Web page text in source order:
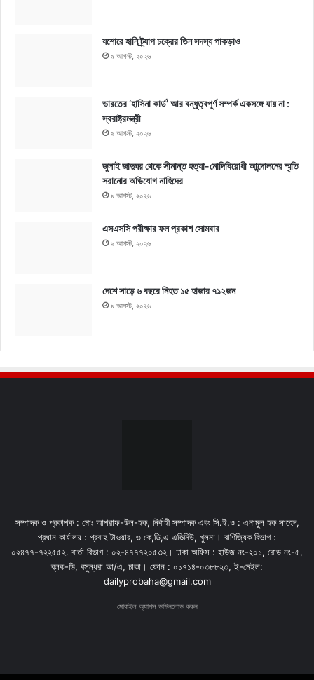
যশোরে হানি ট্র্যাপ চক্রের তিন সদস্য পাকড়াও
৯ আগস্ট, ২০২৬
ভারতের ‘হাসিনা কার্ড’ আর বন্ধুত্বপূর্ণ সম্পর্ক একসঙ্গে যায় না :
স্বরাষ্ট্রমন্ত্রী
৯ আগস্ট, ২০২৬
জুলাই জাদুঘর থেকে সীমান্ত হত্যা-মোদিবিরোধী আন্দোলনের স্মৃতি
সরানোর অভিযোগ নাহিদের
৯ আগস্ট, ২০২৬
এসএসসি পরীক্ষার ফল প্রকাশ সোমবার
৯ আগস্ট, ২০২৬
দেশে সাড়ে ৬ বছরে নিহত ১৫ হাজার ৭১২জন
৯ আগস্ট, ২০২৬
সম্পাদক ও প্রকাশক : মোঃ আশরাফ-উল-হক, নির্বাহী সম্পাদক এবং সি.ই.ও : এনামুল হক সাহেদ,
প্রধান কার্যালয় : প্রবাহ টাওয়ার, ৩ কে,ডি,এ এভিনিউ, খুলনা। বাণিজ্যিক বিভাগ :
০২৪৭৭-৭২২৫৫২. বার্তা বিভাগ : ০২-৪৭৭৭২০৫৩২। ঢাকা অফিস : হাউজ নং-২০১, রোড নং-৫,
ব্লক-ডি, বসুন্ধরা আ/এ, ঢাকা। ফোন : ০১৭১৪-০৩৮৮২৩, ই-মেইল:
dailyprobaha@gmail.com
মোবাইল অ্যাপস ডাউনলোড করুন